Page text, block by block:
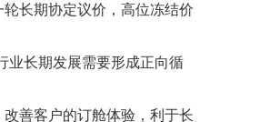
长期协定议价，高位冻结价
业长期发展需要形成正向循
善客户的订舱体验，利于长